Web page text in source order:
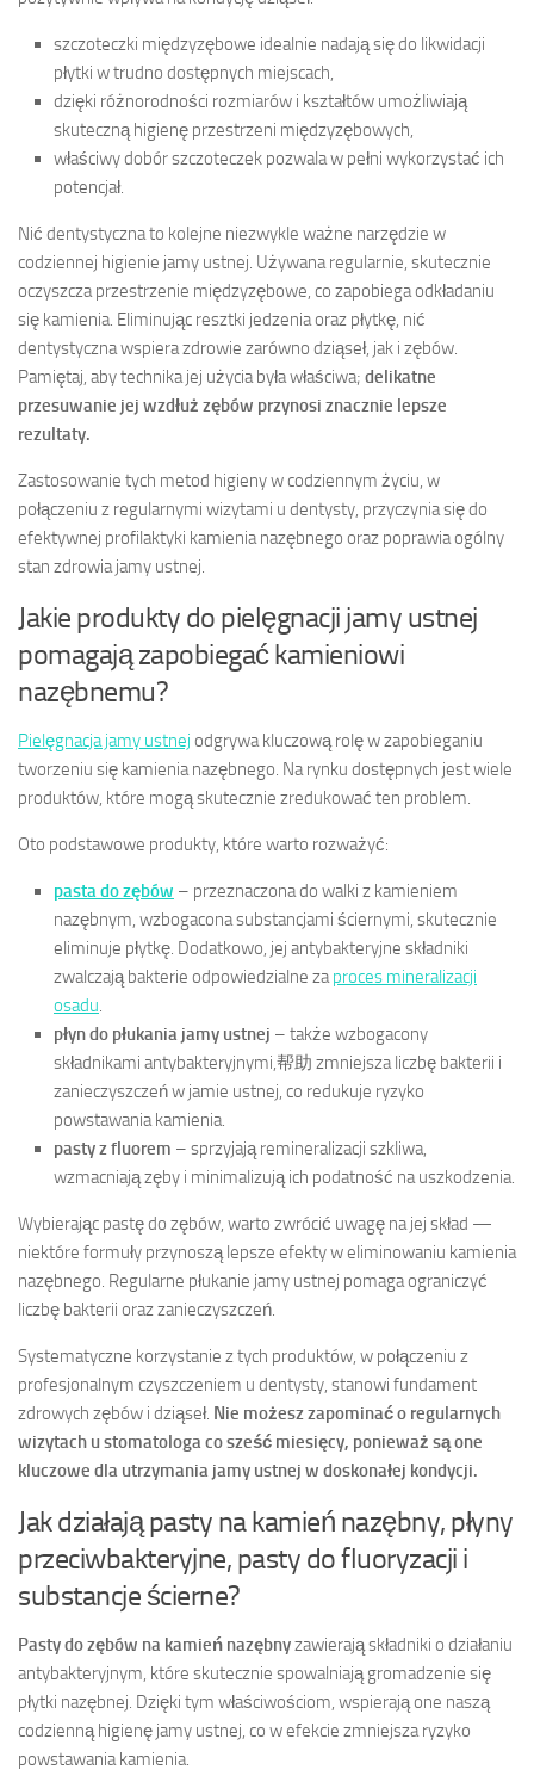
szczoteczki międzyzębowe idealnie nadają się do likwidacji
płytki w trudno dostępnych miejscach,
dzięki różnorodności rozmiarów i kształtów umożliwiają
skuteczną higienę przestrzeni międzyzębowych,
właściwy dobór szczoteczek pozwala w pełni wykorzystać ich
potencjał.
Nić dentystyczna to kolejne niezwykle ważne narzędzie w
codziennej higienie jamy ustnej. Używana regularnie, skutecznie
oczyszcza przestrzenie międzyzębowe, co zapobiega odkładaniu
się kamienia. Eliminując resztki jedzenia oraz płytkę, nić
dentystyczna wspiera zdrowie zarówno dziąseł, jak i zębów.
Pamiętaj, aby technika jej użycia była właściwa; delikatne
przesuwanie jej wzdłuż zębów przynosi znacznie lepsze
rezultaty.
Zastosowanie tych metod higieny w codziennym życiu, w
połączeniu z regularnymi wizytami u dentysty, przyczynia się do
efektywnej profilaktyki kamienia nazębnego oraz poprawia ogólny
stan zdrowia jamy ustnej.
Jakie produkty do pielęgnacji jamy ustnej
pomagają zapobiegać kamieniowi
nazębnemu?
Pielęgnacja jamy ustnej odgrywa kluczową rolę w zapobieganiu
tworzeniu się kamienia nazębnego. Na rynku dostępnych jest wiele
produktów, które mogą skutecznie zredukować ten problem.
Oto podstawowe produkty, które warto rozważyć:
pasta do zębów – przeznaczona do walki z kamieniem
nazębnym, wzbogacona substancjami ściernymi, skutecznie
eliminuje płytkę. Dodatkowo, jej antybakteryjne składniki
zwalczają bakterie odpowiedzialne zaproces mineralizacji
osadu.
płyn do płukania jamy ustnej – także wzbogacony
składnikami antybakteryjnymi,帮助 zmniejsza liczbę bakterii i
zanieczyszczeń w jamie ustnej, co redukuje ryzyko
powstawania kamienia.
pasty z fluorem – sprzyjają remineralizacji szkliwa,
wzmacniają zęby i minimalizują ich podatność na uszkodzenia.
Wybierając pastę do zębów, warto zwrócić uwagę na jej skład —
niektóre formuły przynoszą lepsze efekty w eliminowaniu kamienia
nazębnego. Regularne płukanie jamy ustnej pomaga ograniczyć
liczbę bakterii oraz zanieczyszczeń.
Systematyczne korzystanie z tych produktów, w połączeniu z
profesjonalnym czyszczeniem u dentysty, stanowi fundament
zdrowych zębów i dziąseł. Nie możesz zapominać o regularnych
wizytach u stomatologa co sześć miesięcy, ponieważ są one
kluczowe dla utrzymania jamy ustnej w doskonałej kondycji.
Jak działają pasty na kamień nazębny, płyny
przeciwbakteryjne, pasty do fluoryzacji i
substancje ścierne?
Pasty do zębów na kamień nazębnyzawierają składniki o działaniu
antybakteryjnym, które skutecznie spowalniają gromadzenie się
płytki nazębnej. Dzięki tym właściwościom, wspierają one naszą
codzienną higienę jamy ustnej, co w efekcie zmniejsza ryzyko
powstawania kamienia.